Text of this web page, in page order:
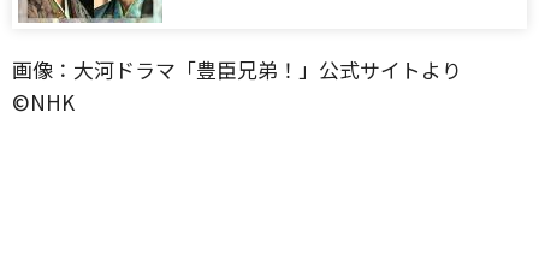
画像：大河ドラマ「豊臣兄弟！」公式サイトより
©️NHK